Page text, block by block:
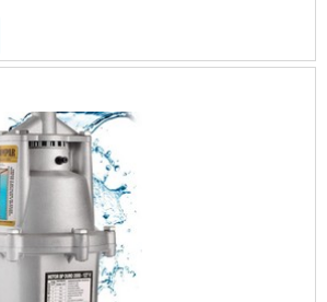
bombeamento da tinta para o
peças que compõem a câmara
traseiro; Engate rápido; Eixo de
ideais das peças para